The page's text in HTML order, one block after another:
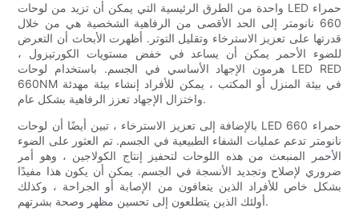
واحدة من الطرق الرئيسية التي يمكن أن تزيد من لوحات LED حمراء
660 نانومتر إلى الحد الأقصى من الرفاهية الشخصية هي من خلال
قدرتها على تعزيز الاسترخاء وتقليل التوتر. أظهرت الأبحاث أن التعرض
للضوء الأحمر يمكن أن يساعد في خفض مستويات الكورتيزول ،
هرمون الإجهاد الأساسي في الجسم. باستخدام لوحات LED RED
660NM في بيئة المنزل أو المكتب ، يمكن للأفراد إنشاء بيئة مهدئة
واختزال الإجهاد تعزز الرفاهية بشكل عام.
بالإضافة إلى تعزيز الاسترخاء ، تبين أيضًا أن لوحات LED حمراء 660
نانومتر تدعم عمليات الشفاء الطبيعية في الجسم. تم العثور على الضوء
الأحمر المنبعث من هذه اللوحات لتحفيز إنتاج الكولاجين ، وهو أمر
ضروري لإصلاح وتجديد الأنسجة في الجسم. يمكن أن يكون هذا مفيدًا
بشكل خاص للأفراد الذين يتعافون من الإصابة أو الجراحة ، وكذلك
أولئك الذين يتطلعون إلى تحسين مظهر وصحة بشرتهم.